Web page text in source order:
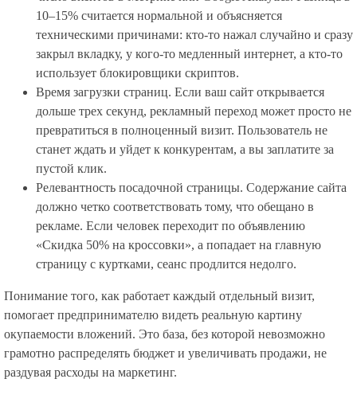
10–15% считается нормальной и объясняется
техническими причинами: кто-то нажал случайно и сразу
закрыл вкладку, у кого-то медленный интернет, а кто-то
использует блокировщики скриптов.
Время загрузки страниц. Если ваш сайт открывается
дольше трех секунд, рекламный переход может просто не
превратиться в полноценный визит. Пользователь не
станет ждать и уйдет к конкурентам, а вы заплатите за
пустой клик.
Релевантность посадочной страницы. Содержание сайта
должно четко соответствовать тому, что обещано в
рекламе. Если человек переходит по объявлению
«Скидка 50% на кроссовки», а попадает на главную
страницу с куртками, сеанс продлится недолго.
Понимание того, как работает каждый отдельный визит,
помогает предпринимателю видеть реальную картину
окупаемости вложений. Это база, без которой невозможно
грамотно распределять бюджет и увеличивать продажи, не
раздувая расходы на маркетинг.